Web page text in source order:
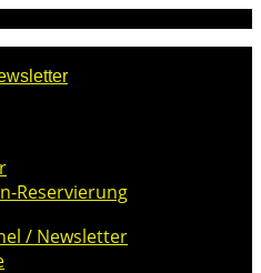
Reservierung
/ Newsletter